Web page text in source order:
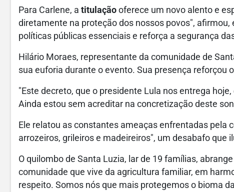
Para Carlene, a titulação oferece um novo alento e
diretamente na proteção dos nossos povos",
políticas públicas essenciais e reforça a segurança
Hilário Moraes, representante da comunidade de
sua euforia durante o evento. Sua presença
"Este decreto, que o presidente Lula nos entrega
Ainda estou sem acreditar na concretização deste
Ele relatou as constantes ameaças enfrentadas pela
arrozeiros, grileiros e madeireiros", um desabafo que
O quilombo de Santa Luzia, lar de 19 famílias,
comunidade que vive da agricultura familiar, em
respeito. Somos nós que mais protegemos o bioma